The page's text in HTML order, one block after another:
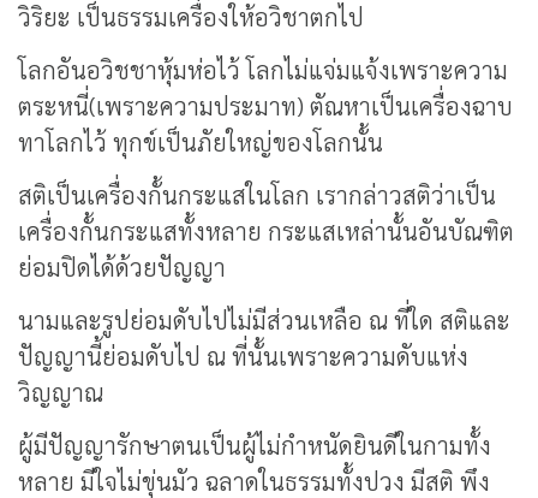
วิริยะ เป็นธรรมเครื่องให้อวิชาตกไป
โลกอันอวิชชาหุ้มห่อไว้ โลกไม่แจ่มแจ้งเพราะความ
ตระหนี่(เพราะความประมาท) ตัณหาเป็นเครื่องฉาบ
ทาโลกไว้ ทุกข์เป็นภัยใหญ่ของโลกนั้น
สติเป็นเครื่องกั้นกระแสในโลก เรากล่าวสติว่าเป็น
เครื่องกั้นกระแสทั้งหลาย กระแสเหล่านั้นอันบัณฑิต
ย่อมปิดได้ด้วยปัญญา
นามและรูปย่อมดับไปไม่มีส่วนเหลือ ณ ที่ใด สติและ
ปัญญานี้ย่อมดับไป ณ ที่นั้นเพราะความดับแห่ง
วิญญาณ
ผู้มีปัญญารักษาตนเป็นผู้ไม่กำหนัดยินดีในกามทั้ง
หลาย มีใจไม่ขุ่นมัว ฉลาดในธรรมทั้งปวง มีสติ พึง